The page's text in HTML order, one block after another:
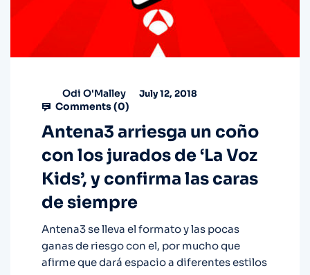
Odi O'Malley July 12, 2018
Comments (0)
Antena3 arriesga un coño
con los jurados de ‘La Voz
Kids’, y confirma las caras
de siempre
Antena3 se lleva el formato y las pocas
ganas de riesgo con el, por mucho que
afirme que dará espacio a diferentes estilos